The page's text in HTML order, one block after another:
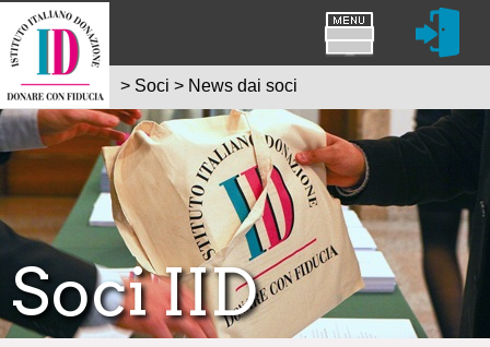
Soci IID
> Soci > News dai soci